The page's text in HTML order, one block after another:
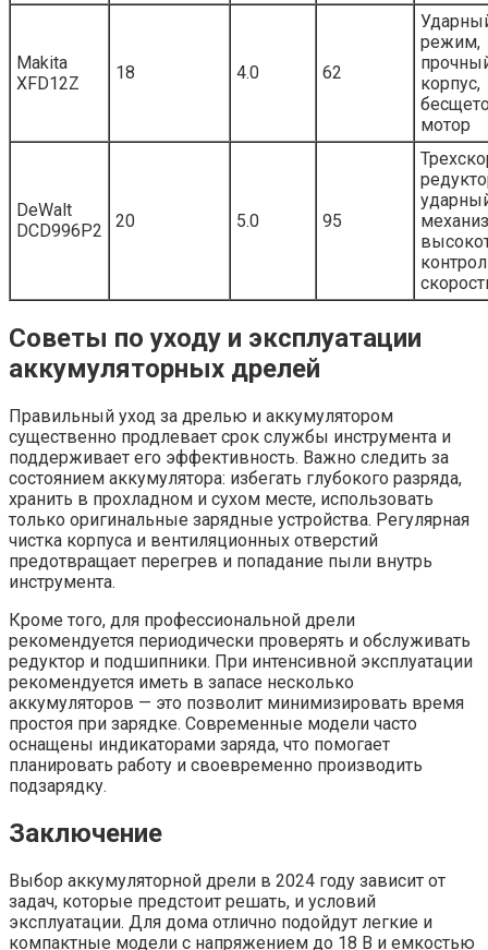
Makita
XFD12Z
18 4.0 62
режим,
корпус,
мотор
DeWalt
DCD996P2
20 5.0 95
Советы по уходу и эксплуатации
аккумуляторных дрелей
Правильный уход за дрелью и аккумулятором
существенно продлевает срок службы инструмента и
поддерживает его эффективность. Важно следить за
состоянием аккумулятора: избегать глубокого разряда,
хранить в прохладном и сухом месте, использовать
только оригинальные зарядные устройства. Регулярная
чистка корпуса и вентиляционных отверстий
предотвращает перегрев и попадание пыли внутрь
инструмента.
Кроме того, для профессиональной дрели
рекомендуется периодически проверять и обслуживать
редуктор и подшипники. При интенсивной эксплуатации
рекомендуется иметь в запасе несколько
аккумуляторов — это позволит минимизировать время
простоя при зарядке. Современные модели часто
оснащены индикаторами заряда, что помогает
планировать работу и своевременно производить
подзарядку.
Заключение
Выбор аккумуляторной дрели в 2024 году зависит от
задач, которые предстоит решать, и условий
эксплуатации. Для дома отлично подойдут легкие и
компактные модели с напряжением до 18 В и емкостью